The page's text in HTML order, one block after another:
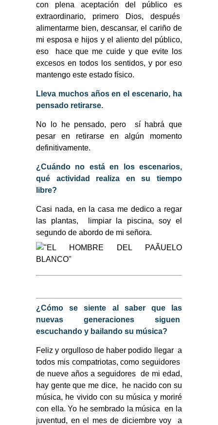
con plena aceptación del público es
extraordinario, primero Dios, después
alimentarme bien, descansar, el cariño de
mi esposa e hijos y el aliento del público,
eso hace que me cuide y que evite los
excesos en todos los sentidos, y por eso
mantengo este estado físico.
Lleva muchos años en el escenario, ha
pensado retirarse.
No lo he pensado, pero sí habrá que
pesar en retirarse en algún momento
definitivamente.
¿Cuándo no está en los escenarios,
qué actividad realiza en su tiempo
libre?
Casi nada, en la casa me dedico a regar
las plantas, limpiar la piscina, soy el
segundo de abordo de mi señora.
¿Cómo se siente al saber que las
nuevas generaciones siguen
escuchando y bailando su música?
Feliz y orgulloso de haber podido llegar a
todos mis compatriotas, como seguidores
de nueve años a seguidores de mi edad,
hay gente que me dice, he nacido con su
música, he vivido con su música y moriré
con ella. Yo he sembrado la música en la
juventud, en el mes de diciembre voy a